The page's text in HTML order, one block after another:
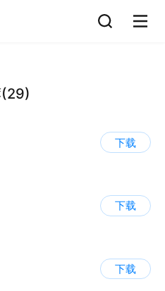
(29)
下载
下载
下载